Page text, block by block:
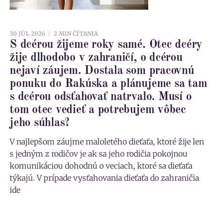
S dcérou žijeme roky samé. Otec dcéry
žije dlhodobo v zahraničí, o dcérou
nejaví záujem. Dostala som pracovnú
ponuku do Rakúska a plánujeme sa tam
s dcérou odsťahovať natrvalo. Musí o
tom otec vedieť a potrebujem vôbec
jeho súhlas?
30 JÚL 2026 2 MIN ČÍTANIA
V najlepšom záujme maloletého dieťaťa, ktoré žije len
s jedným z rodičov je ak sa jeho rodičia pokojnou
komunikáciou dohodnú o veciach, ktoré sa dieťaťa
týkajú. V prípade vysťahovania dieťaťa do zahraničia
ide